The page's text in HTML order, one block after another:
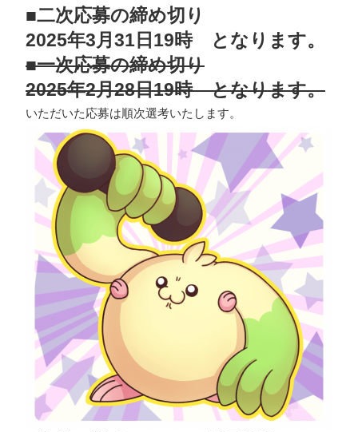
■二次応募の締め切り
2025年3月31日19時 となります。
■一次応募の締め切り
2025年2月28日19時 となります。
いただいた応募は順次選考いたします。